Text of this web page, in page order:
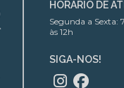
HORÁRIO DE
Segunda a Sexta:
às 12h
SIGA-NOS!